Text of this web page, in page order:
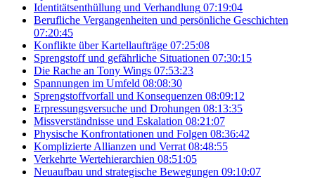
Identitätsenthüllung und Verhandlung 07:19:04
Berufliche Vergangenheiten und persönliche Geschichten
07:20:45
Konflikte über Kartellaufträge 07:25:08
Sprengstoff und gefährliche Situationen 07:30:15
Die Rache an Tony Wings 07:53:23
Spannungen im Umfeld 08:08:30
Sprengstoffvorfall und Konsequenzen 08:09:12
Erpressungsversuche und Drohungen 08:13:35
Missverständnisse und Eskalation 08:21:07
Physische Konfrontationen und Folgen 08:36:42
Komplizierte Allianzen und Verrat 08:48:55
Verkehrte Wertehierarchien 08:51:05
Neuaufbau und strategische Bewegungen 09:10:07